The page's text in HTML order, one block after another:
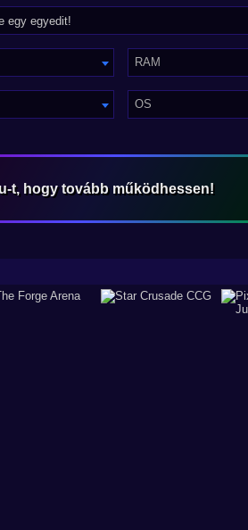
RAM
OS
t, hogy tovább működhessen!